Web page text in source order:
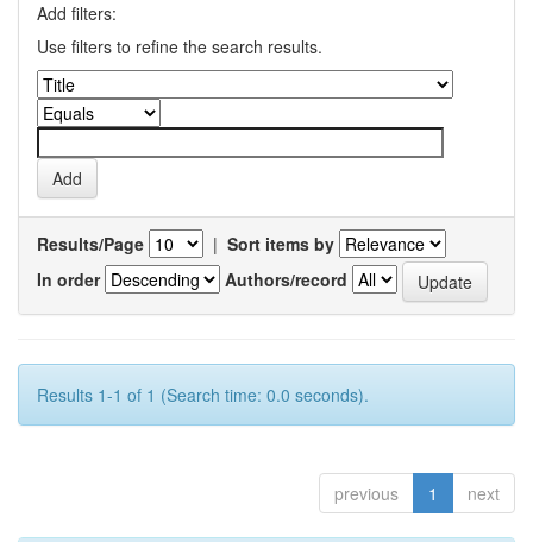
Add filters:
Use filters to refine the search results.
Results/Page | Sort items by
In order
Authors/record
Results 1-1 of 1 (Search time: 0.0 seconds).
previous 1 next